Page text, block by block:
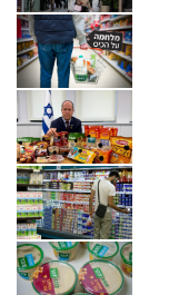
12
במשכנתאות